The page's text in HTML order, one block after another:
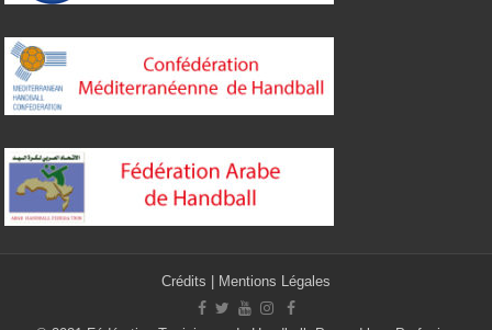
Crédits | Mentions Légales